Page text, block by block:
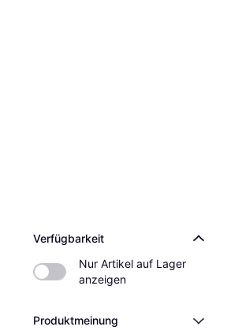
Verfügbarkeit
Nur Artikel auf Lager
anzeigen
Produktmeinung